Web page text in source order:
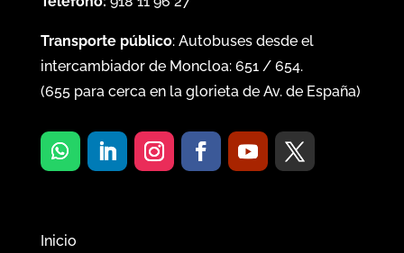
Transporte público: Autobuses desde el
intercambiador de Moncloa: 651/ 654.
(655para cerca en la glorieta de Av. de España)
Inicio